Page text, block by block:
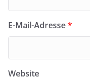
E-Mail-Adresse*
Website